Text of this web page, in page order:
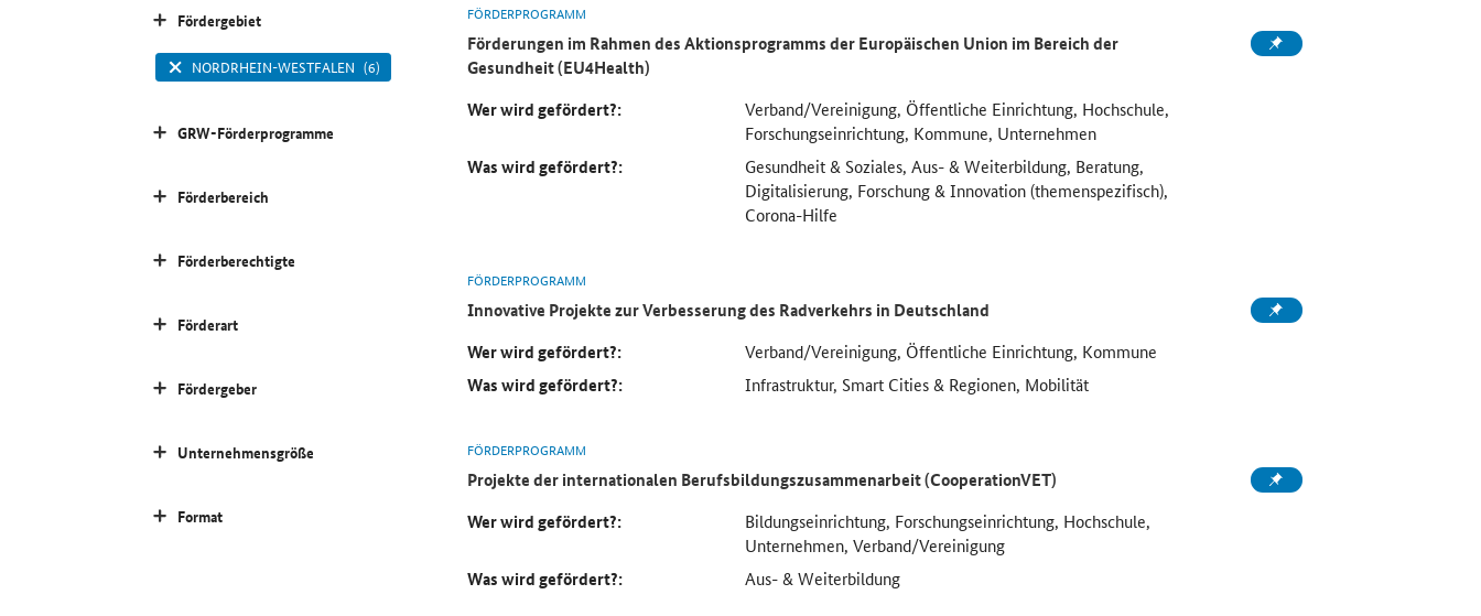
FÖRDERPROGRAMM
Förderungen im Rahmen des Aktionsprogramms der Europäischen Union im Bereich der
Gesundheit (EU4Health)
Wer wird gefördert?:
Verband/Vereinigung, Öffentliche Einrichtung, Hochschule,
Forschungseinrichtung, Kommune, Unternehmen
Was wird gefördert?:
Gesundheit & Soziales, Aus- & Weiterbildung, Beratung,
Digitalisierung, Forschung & Innovation (themenspezifisch),
Corona-Hilfe
FÖRDERPROGRAMM
Innovative Projekte zur Verbesserung des Radverkehrs in Deutschland
Wer wird gefördert?:
Verband/Vereinigung, Öffentliche Einrichtung, Kommune
Was wird gefördert?: Infrastruktur, Smart Cities & Regionen, Mobilität
FÖRDERPROGRAMM
Projekte der internationalen Berufsbildungszusammenarbeit (CooperationVET)
Wer wird gefördert?:
Bildungseinrichtung, Forschungseinrichtung, Hochschule,
Unternehmen, Verband/Vereinigung
Was wird gefördert?: Aus- & Weiterbildung
Fördergebiet
NORDRHEIN-WESTFALEN (6)
GRW-Förderprogramme
Förderbereich
Förderberechtigte
Förderart
Fördergeber
Unternehmensgröße
Format